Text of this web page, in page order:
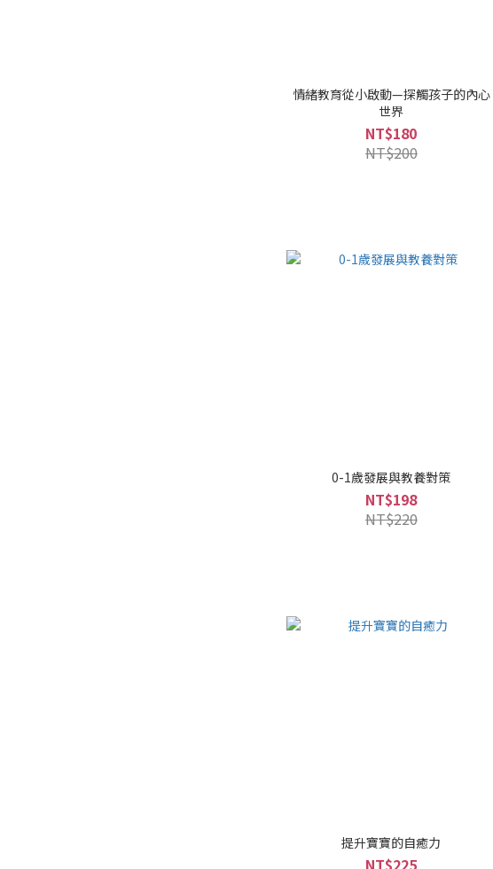
情緒教育從小啟動—探觸孩子的內心
世界
NT$180
NT$200
0-1歲發展與教養對策
NT$198
NT$220
提升寶寶的自癒力